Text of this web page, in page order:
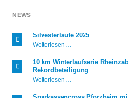
NEWS
Silvesterläufe 2025
Weiterlesen …
10 km Winterlaufserie
Rekordbeteiligung
Weiterlesen …
Winterlaufserie